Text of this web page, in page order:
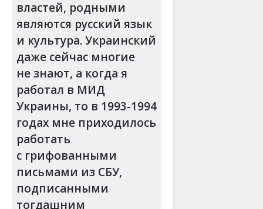
властей, родными
являются русский язык
и культура. Украинский
даже сейчас многие
не знают, а когда я
работал в МИД
Украины, то в 1993-1994
годах мне приходилось
работать
с грифованными
письмами из СБУ,
подписанными
тогдашним